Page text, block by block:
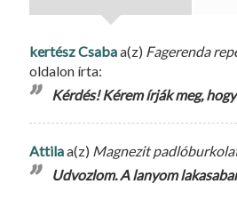
kertész Csabaa(z) Fagerenda
oldalon írta:
Kérdés! Kérem írják meg,
Attilaa(z) Magnezit
Udvozlom. A lanyom